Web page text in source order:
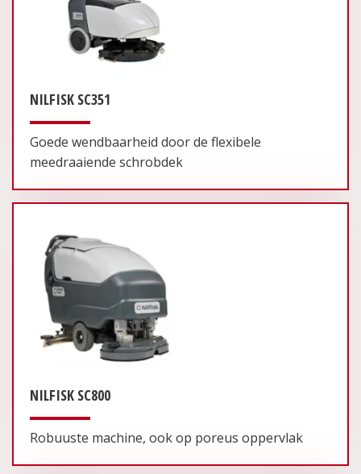
NILFISK SC351
Goede wendbaarheid door de flexibele
meedraaiende schrobdek
NILFISK SC800
Robuuste machine, ook op poreus oppervlak